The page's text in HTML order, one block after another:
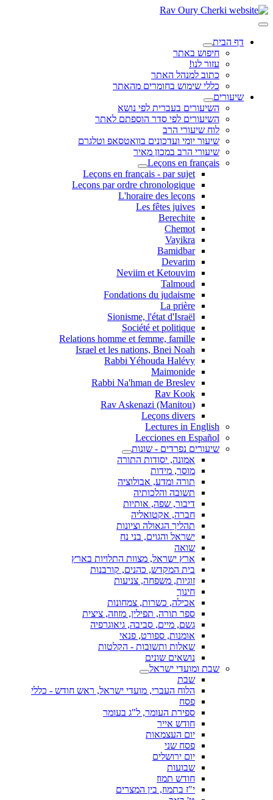
דף הבית
חיפוש באתר
עזור לנו!
כתוב למנהל האתר
כללי שימוש בחומרים מהאתר
שיעורים
השיעורים בעברית לפי נושא
השיעורים לפי סדר הוספתם לאתר
לוח שיעורי הרב
שיעור יומי ועדכונים בוואטסאפ וטלגרם
שיעורי הרב במכון מאיר
Leçons en français
Leçons en français - par sujet
Leçons par ordre chronologique
L'horaire des leçons
Les fêtes juives
Berechite
Chemot
Vayikra
Bamidbar
Devarim
Neviim et Ketouvim
Talmoud
Fondations du judaisme
La prière
Sionisme, l'état d'Israël
Société et politique
Relations homme et femme, famille
Israel et les nations, Bnei Noah
Rabbi Yéhouda Halévy
Maimonide
Rabbi Na'hman de Breslev
Rav Kook
(Rav Askenazi (Manitou
Leçons divers
Lectures in English
Lecciones en Español
שיעורים נפרדים - שונות
אמונה, יסודות התורה
מוסר, מידות
תורה ומדע, אבולוציה
תשובה והלכותיה
דיבור, שפה, אותיות
חברה, אקטואליה
תהליך הגאולה וציונות
ישראל והגוים, בני נח
שואה
ארץ ישראל, מצוות התלויות בארץ
בית המקדש, כהנים, קורבנות
זוגיות, משפחה, צניעות
חינוך
אכילה, כשרות, צמחונות
ספר תורה, תפילין, מזוזה, ציצית
גשם, מיים, סביבה, גיאוגרפיה
אומנות, ספורט, פנאי
שאלות ותשובות - הקלטות
נושאים שונים
שבת ומועדי ישראל
שבת
הלוח העברי, מועדי ישראל, ראש חודש - כללי
פסח
ספירת העומר, ל"ג בעומר
חודש אייר
יום העצמאות
פסח שני
יום ירושלים
שבועות
חודש תמוז
י"ז בתמוז, בין המצרים